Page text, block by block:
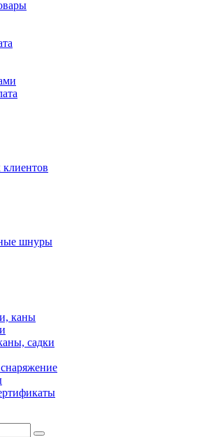
шнуры
каны
садки